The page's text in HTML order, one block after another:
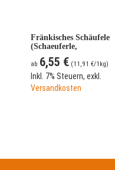
Fränkisches Schäufele
(Schaeuferle,
Schaeuferla, Schaeufala,
Schaeufelchen)
ab 6,55 € (11,91 €/1kg)
Inkl. 7% Steuern, exkl.
Versandkosten